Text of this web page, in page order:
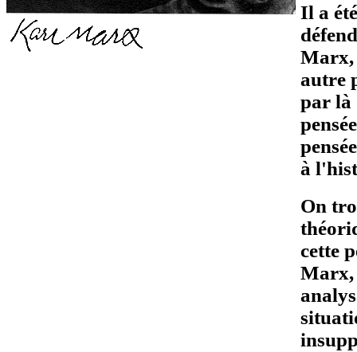
Il a
Marx,
autre
par là
à
On
cette
Marx,